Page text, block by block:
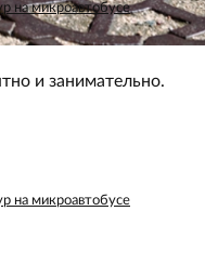
на микроавтобусе
и занимательно.
на микроавтобусе